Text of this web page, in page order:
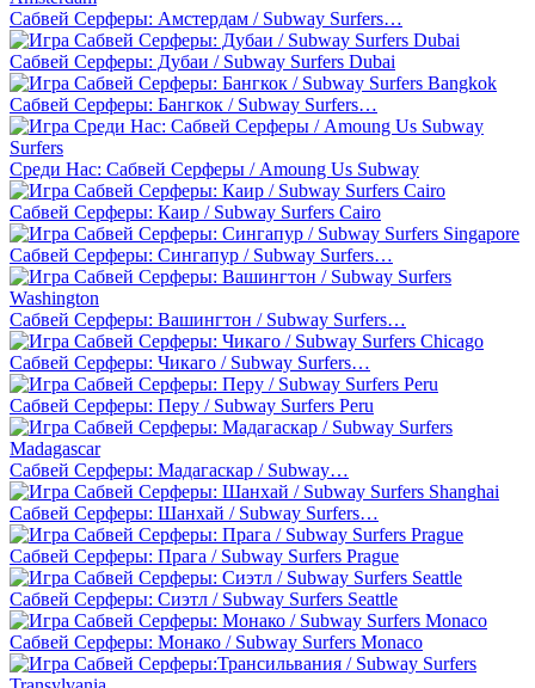
Сабвей Серферы: Амстердам / Subway Surfers…
Сабвей Серферы: Дубаи / Subway Surfers Dubai
Сабвей Серферы: Бангкок / Subway Surfers…
Среди Нас: Сабвей Серферы / Amoung Us Subway
Сабвей Серферы: Каир / Subway Surfers Cairo
Сабвей Серферы: Сингапур / Subway Surfers…
Сабвей Серферы: Вашингтон / Subway Surfers…
Сабвей Серферы: Чикаго / Subway Surfers…
Сабвей Серферы: Перу / Subway Surfers Peru
Сабвей Серферы: Мадагаскар / Subway…
Сабвей Серферы: Шанхай / Subway Surfers…
Сабвей Серферы: Прага / Subway Surfers Prague
Сабвей Серферы: Сиэтл / Subway Surfers Seattle
Сабвей Серферы: Монако / Subway Surfers Monaco